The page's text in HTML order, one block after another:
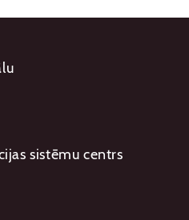
sistēmu centrs